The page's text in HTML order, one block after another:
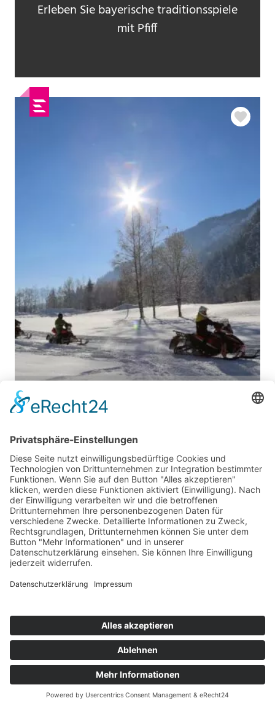
Erleben Sie bayerische traditionsspiele
mit Pfiff
Snowmobil, Skidoo & Quad Touren Dein
Winterabenteuer mit Power
Mit Skidoos oder Snowmobilen über
unverspurte Pisten
Salzburger Land